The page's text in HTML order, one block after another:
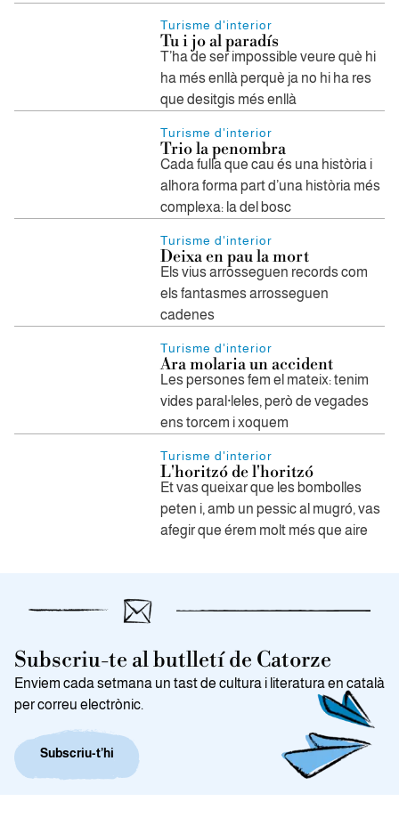
Turisme d'interior
Tu i jo al paradís
T’ha de ser impossible veure què hi
ha més enllà perquè ja no hi ha res
que desitgis més enllà
Turisme d'interior
Trio la penombra
Cada fulla que cau és una història i
alhora forma part d’una història més
complexa: la del bosc
Turisme d'interior
Deixa en pau la mort
Els vius arrosseguen records com
els fantasmes arrosseguen
cadenes
Turisme d'interior
Ara molaria un accident
Les persones fem el mateix: tenim
vides paral·leles, però de vegades
ens torcem i xoquem
Turisme d'interior
L'horitzó de l'horitzó
Et vas queixar que les bombolles
peten i, amb un pessic al mugró, vas
afegir que érem molt més que aire
Subscriu-te al butlletí de Catorze
Enviem cada setmana un tast de cultura i literatura en català
per correu electrònic.
Subscriu-t’hi